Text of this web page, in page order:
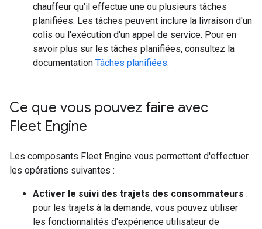
chauffeur qu'il effectue une ou plusieurs tâches
planifiées. Les tâches peuvent inclure la livraison d'un
colis ou l'exécution d'un appel de service. Pour en
savoir plus sur les tâches planifiées, consultez la
documentation Tâches planifiées.
Ce que vous pouvez faire avec
Fleet Engine
Les composants Fleet Engine vous permettent d'effectuer
les opérations suivantes :
Activer le suivi des trajets des consommateurs :
pour les trajets à la demande, vous pouvez utiliser
les fonctionnalités d'expérience utilisateur de